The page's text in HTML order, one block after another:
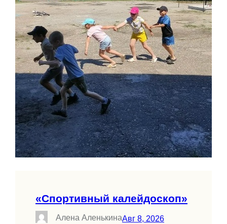
«Спортивный калейдоскоп»
Алена АленькинаАвг 8, 2026